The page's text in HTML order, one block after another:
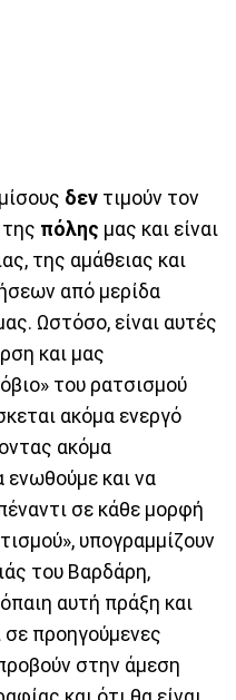
δεν τιμούν τον
της πόλης μας και είναι
της αμάθειας και
από μερίδα
Ωστόσο, είναι αυτές
και μας
του ρατσισμού
ακόμα ενεργό
ακόμα
ενωθούμε και να
σε κάθε μορφή
υπογραμμίζουν
του Βαρδάρη,
αυτή πράξη και
προηγούμενες
στην άμεση